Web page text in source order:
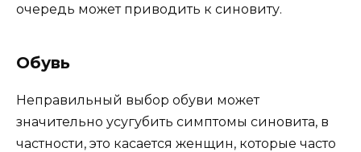
очередь может приводить к синовиту.
Обувь
Неправильный выбор обуви может
значительно усугубить симптомы синовита, в
частности, это касается женщин, которые часто